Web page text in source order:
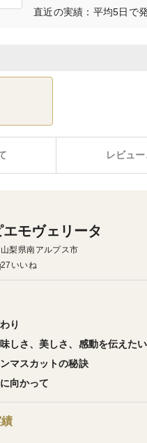
直近の実績：平均5日で
レビュ
エモヴェリータ
山梨県南アルプス市
27いいね
り
しさ、美しさ、感動を伝えたい
マスカットの秘訣
向かって